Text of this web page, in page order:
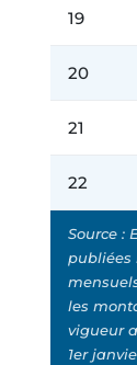
19
20
21
22
Source :
publiées
les
vigueur
1er